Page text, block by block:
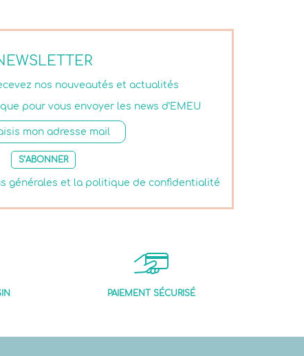
nos nouveautés et actualités
pour vous envoyer les news d’EMEU
S’ABONNER
générales et la politique de confidentialité
PAIEMENT SÉCURISÉ